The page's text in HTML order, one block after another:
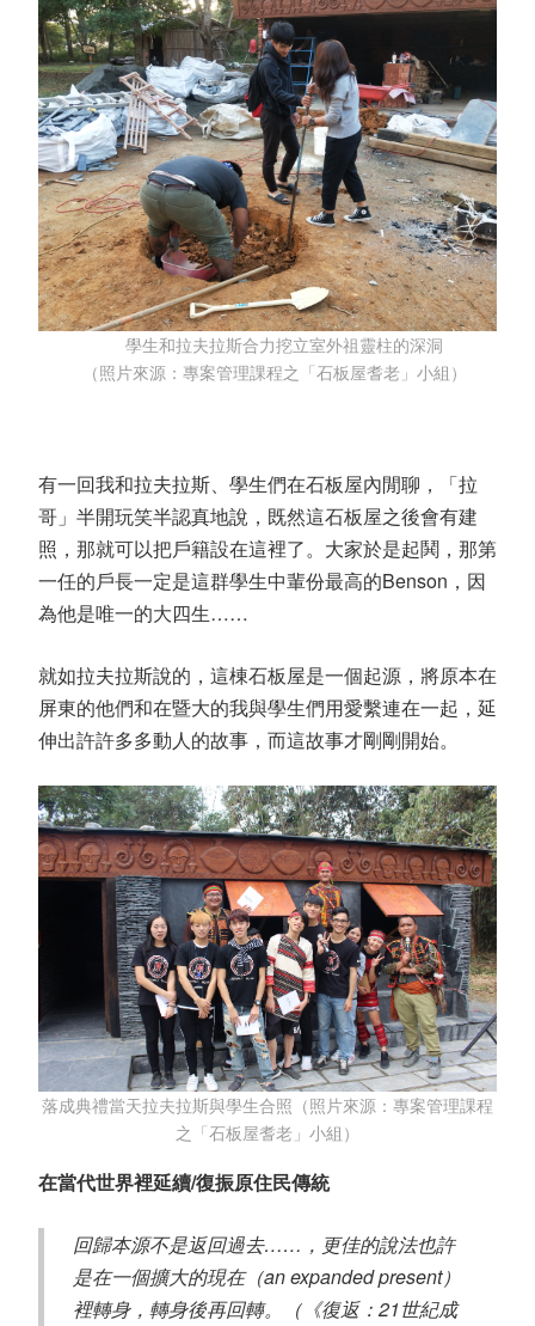
學生和拉夫拉斯合力挖立室外祖靈柱的深洞
（照片來源：專案管理課程之「石板屋耆老」小組）
有一回我和拉夫拉斯、學生們在石板屋內閒聊，「拉
哥」半開玩笑半認真地說，既然這石板屋之後會有建
照，那就可以把戶籍設在這裡了。大家於是起鬨，那第
一任的戶長一定是這群學生中輩份最高的Benson，因
為他是唯一的大四生……
就如拉夫拉斯說的，這棟石板屋是一個起源，將原本在
屏東的他們和在暨大的我與學生們用愛繫連在一起，延
伸出許許多多動人的故事，而這故事才剛剛開始。
落成典禮當天拉夫拉斯與學生合照（照片來源：專案管理課程
之「石板屋耆老」小組）
在當代世界裡延續/復振原住民傳統
回歸本源不是返回過去……，更佳的說法也許
是在一個擴大的現在（an expanded present）
裡轉身，轉身後再回轉。（《復返：21世紀成